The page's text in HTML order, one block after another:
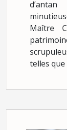
Maître
telles que